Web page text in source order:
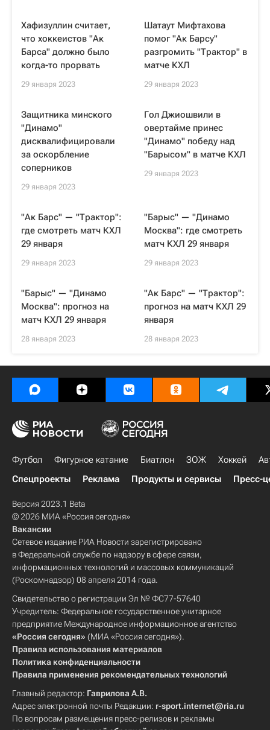
Хафизуллин считает,
что хоккеистов "Ак
Барса" должно было
когда-то прорвать
29 января 2023
Шатаут Мифтахова
помог "Ак Барсу"
разгромить "Трактор" в
матче КХЛ
29 января 2023
Защитника минского
"Динамо"
дисквалифицировали
за оскорбление
соперников
29 января 2023
Гол Джиошвили в
овертайме принес
"Динамо" победу над
"Барысом" в матче КХЛ
29 января 2023
"Ак Барс" — "Трактор":
где смотреть матч КХЛ
29 января
29 января 2023
"Барыс" — "Динамо
Москва": где смотреть
матч КХЛ 29 января
29 января 2023
"Барыс" — "Динамо
Москва": прогноз на
матч КХЛ 29 января
28 января 2023
"Ак Барс" — "Трактор":
прогноз на матч КХЛ 29
января
28 января 2023
Футбол Фигурное катание Биатлон ЗОЖ Хоккей
Спецпроекты
Реклама Продукты и сервисы Пресс-
Версия 2023.1 Beta
© 2026 МИА «Россия сегодня»
Вакансии
Сетевое издание РИА Новости зарегистрировано
в Федеральной службе по надзору в сфере связи,
информационных технологий и массовых коммуникаций
(Роскомнадзор) 08 апреля 2014 года.
Свидетельство о регистрации Эл № ФС77-57640
Учредитель: Федеральное государственное унитарное
предприятие Международное информационное агентство
«Россия сегодня» (МИА «Россия сегодня»).
Правила использования материалов
Политика конфиденциальности
Правила применения рекомендательных технологий
Главный редактор: Гаврилова А.В.
Адрес электронной почты Редакции: r-sport.internet@ria.ru
По вопросам размещения пресс-релизов и рекламы